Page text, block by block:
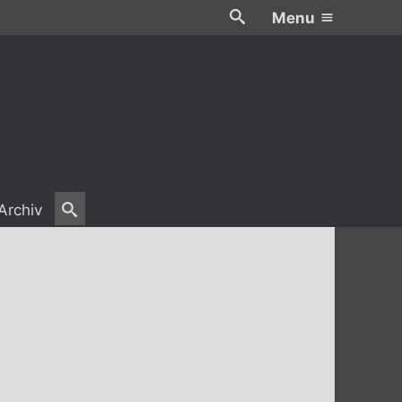
Menu